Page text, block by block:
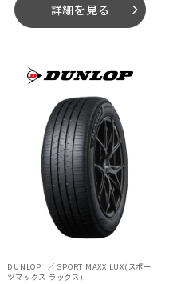
詳細を見る arrow_forward_ios
DUNLOP
SPORT MAXX LUX(スポー
ツマックス ラックス)